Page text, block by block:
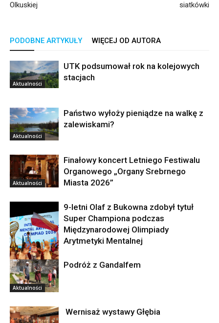
Olkuskiej
siatkówki
PODOBNE ARTYKUŁY WIĘCEJ OD AUTORA
Aktualności
UTK podsumował rok na kolejowych
stacjach
Aktualności
Państwo wyłoży pieniądze na walkę z
zalewiskami?
Aktualności
Finałowy koncert Letniego Festiwalu
Organowego „Organy Srebrnego
Miasta 2026”
Aktualności
9-letni Olaf z Bukowna zdobył tytuł
Super Championa podczas
Międzynarodowej Olimpiady
Arytmetyki Mentalnej
Aktualności
Podróż z Gandalfem
Wernisaż wystawy Głębia